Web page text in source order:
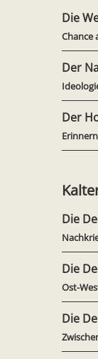
Die
Chance
Der
Der
Die
Die
Ost-
Die